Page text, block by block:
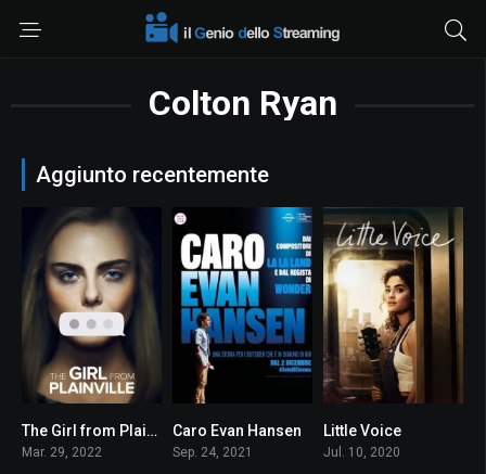
Colton Ryan
Aggiunto recentemente
7.4The Girl from Plainville
Mar. 29, 2022
6.1
Caro Evan Hansen
Sep. 24, 2021
Little Voice
Jul. 10, 2020